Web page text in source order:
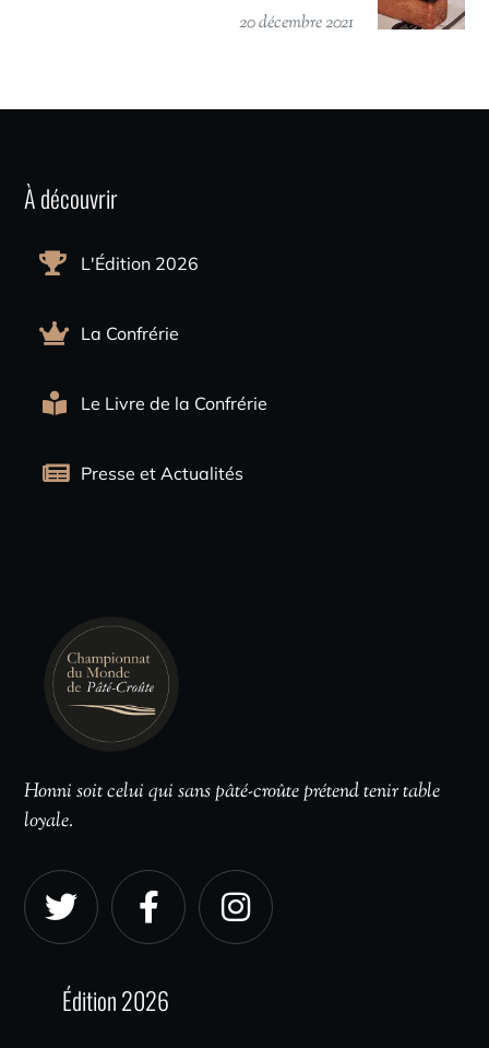
20 décembre 2021
À découvrir
L'Édition 2026
La Confrérie
Le Livre de la Confrérie
Presse et Actualités
Honni soit celui qui sans pâté-croûte prétend tenir table
loyale.
Édition 2026